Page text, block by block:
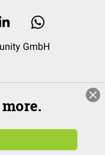
GmbH